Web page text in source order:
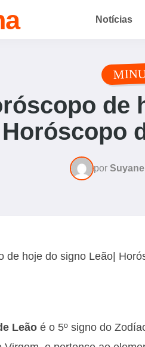
Notícias
de
Horóscopo
por
de hoje do signo Leão|
Leão é o 5º signo do